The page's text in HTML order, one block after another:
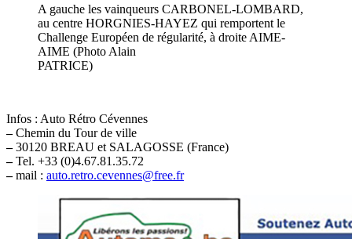
A gauche les vainqueurs CARBONEL-LOMBARD,
au centre HORGNIES-HAYEZ qui remportent le
Challenge Européen de régularité, à droite AIME-
AIME (Photo Alain
PATRICE)
Infos : Auto Rétro Cévennes
–Chemin du Tour de ville
–30120 BREAU et SALAGOSSE (France)
–Tel. +33 (0)4.67.81.35.72
–mail : auto.retro.cevennes@free.fr